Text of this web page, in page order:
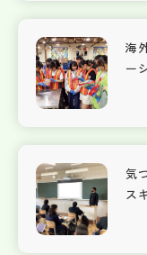
海
ー
気
ス